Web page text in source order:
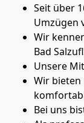
Seit über
Umzügen
Wir
Bad
Unsere
Wir bieten
Bei uns